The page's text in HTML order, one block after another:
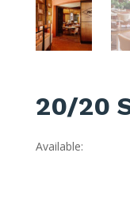
20/20
Available: